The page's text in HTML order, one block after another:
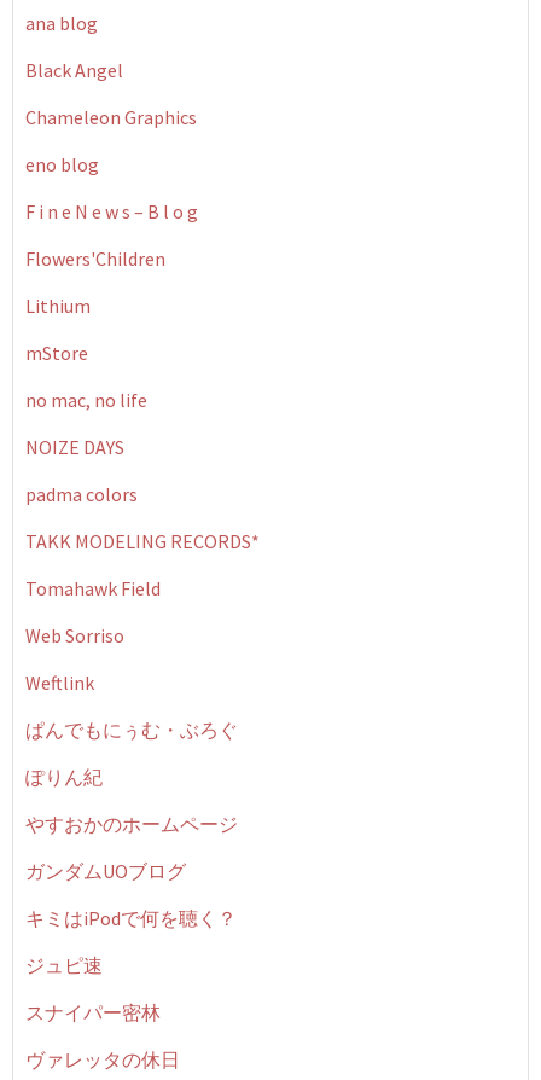
ana blog
Black Angel
Chameleon Graphics
eno blog
F i n e N e w s – B l o g
Flowers'Children
Lithium
mStore
no mac, no life
NOIZE DAYS
padma colors
TAKK MODELING RECORDS*
Tomahawk Field
Web Sorriso
Weftlink
ぱんでもにぅむ・ぶろぐ
ぽりん紀
やすおかのホームページ
ガンダムUOブログ
キミはiPodで何を聴く？
ジュピ速
スナイパー密林
ヴァレッタの休日